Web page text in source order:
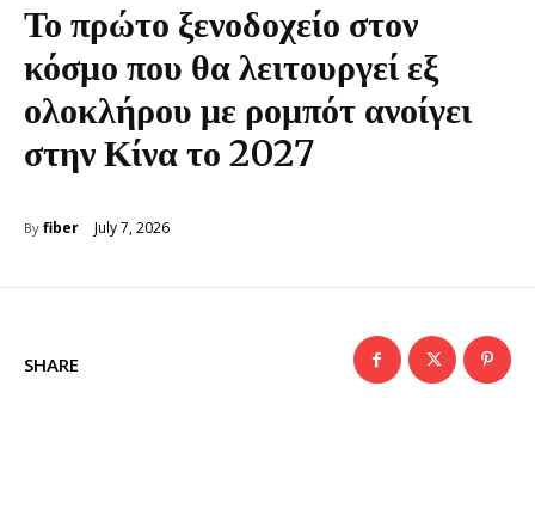
Το πρώτο ξενοδοχείο στον
κόσμο που θα λειτουργεί εξ
ολοκλήρου με ρομπότ ανοίγει
στην Κίνα το 2027
By fiber July 7, 2026
SHARE